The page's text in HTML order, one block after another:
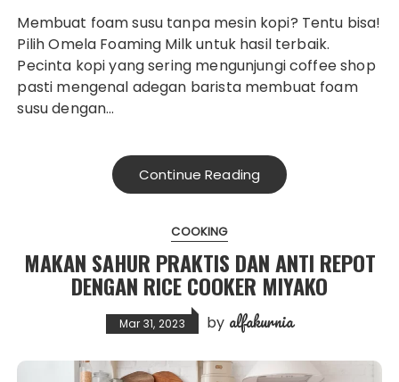
Membuat foam susu tanpa mesin kopi? Tentu bisa!
Pilih Omela Foaming Milk untuk hasil terbaik.
Pecinta kopi yang sering mengunjungi coffee shop
pasti mengenal adegan barista membuat foam
susu dengan…
Continue Reading
COOKING
MAKAN SAHUR PRAKTIS DAN ANTI REPOT
DENGAN RICE COOKER MIYAKO
Mar 31, 2023 by alfakurnia